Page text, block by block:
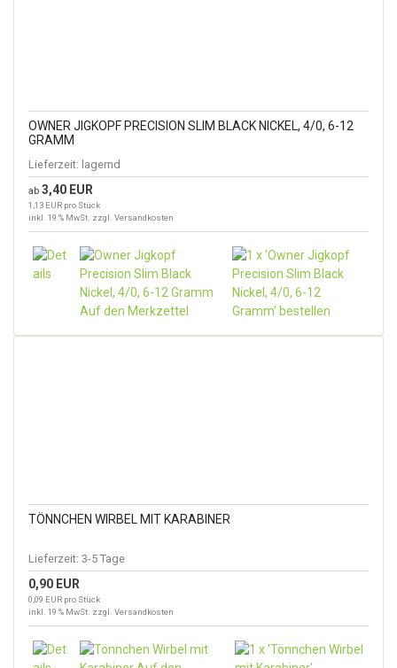
OWNER JIGKOPF PRECISION SLIM BLACK NICKEL, 4/0, 6-12
GRAMM
Lieferzeit: lagernd
ab 3,40 EUR
1,13 EUR pro Stück
inkl. 19 % MwSt. zzgl. Versandkosten
TÖNNCHEN WIRBEL MIT KARABINER
Lieferzeit: 3-5 Tage
0,90 EUR
0,09 EUR pro Stück
inkl. 19 % MwSt. zzgl. Versandkosten